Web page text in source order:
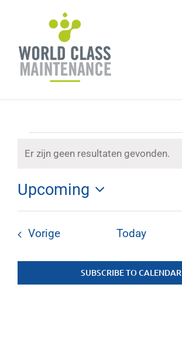
Evenementen
Notice
Er zijn geen resultaten gevonden.
Upcoming
Selecteer
een
datum
VorigeEvenementenToday
SUBSCRIBE TO CALENDAR